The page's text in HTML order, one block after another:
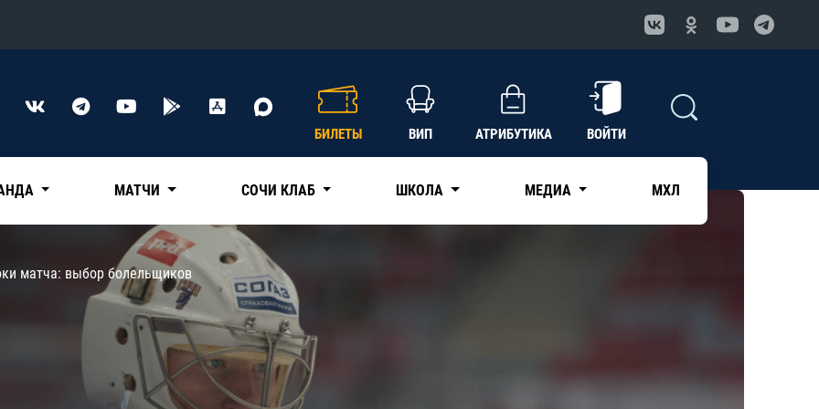
Конференция «Восток»
Трактор
Дивизион Чернышева
Адмирал
БИЛЕТЫ ВИП АТРИБУТИКА ВОЙТИ
МАТЧИ СОЧИ КЛАБ ШКОЛА МЕДИА МХЛ
матча: выбор болельщиков